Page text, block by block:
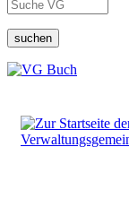
suchen